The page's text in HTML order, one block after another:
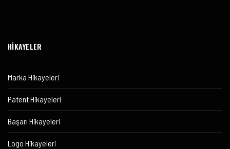
HİKAYELER
Marka Hikayeleri
Patent Hikayeleri
Başarı Hikayeleri
Logo Hikayeleri